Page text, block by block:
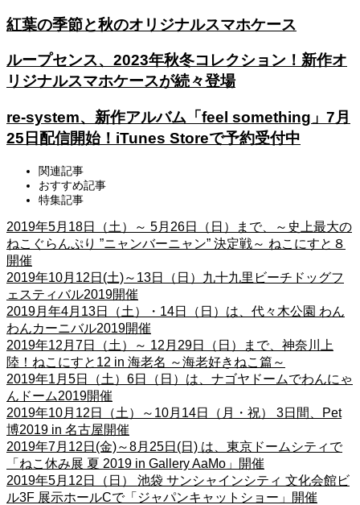
紅葉の季節と秋のオリジナルスマホケース
ループセンス、2023年秋冬コレクション！新作オ
リジナルスマホケースが続々登場
re-system、新作アルバム「feel something」7月
25日配信開始！iTunes Storeで予約受付中
関連記事
おすすめ記事
特集記事
2019年5月18日（土）～ 5月26日（日）まで、～史上最大の
ねこぐらんぷり ”ニャンバーニャン” 決定戦～ ねこにすと８
開催
2019年10月12日(土)～13日（日）九十九里ビーチドッグフ
ェスティバル2019開催
2019月年4月13日（土）・14日（日）は、代々木公園 わん
わんカーニバル2019開催
2019年12月7日（土）～ 12月29日（日）まで、神奈川上
陸！ねこにすと12 in 海老名 ～海老好きねこ篇～
2019年1月5日（土）6日（日）は、ナゴヤドームでわんにゃ
んドーム2019開催
2019年10月12日（土）～10月14日（月・祝） 3日間、Pet
博2019 in 名古屋開催
2019年7月12日(金)～8月25日(日) は、東京ドームシティで
「ねこ休み展 夏 2019 in Gallery AaMo」開催
2019年5月12日（日） 池袋 サンシャインシティ 文化会館ビ
ル3F 展示ホールCで「ジャパンキャットショー」開催